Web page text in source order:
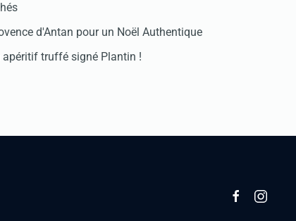
d'Antan pour un Noël Authentique
apéritif truffé signé Plantin !